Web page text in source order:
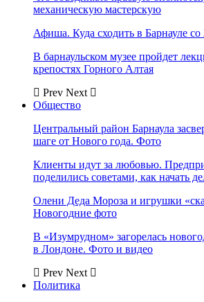
механическую мастерскую
Афиша. Куда сходить в Барнауле со
В барнаульском музее пройдет
крепостях Горного Алтая
Prev Next
Общество
Центральный район Барнаула
шаге от Нового года. Фото
Клиенты идут за любовью.
поделились советами, как начать
Олени Деда Мороза и игрушки
Новогодние фото
В «Изумрудном» загорелась
в Лондоне. Фото и видео
Prev Next
Политика